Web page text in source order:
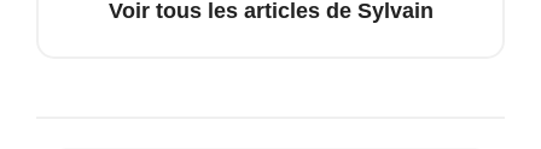
Voir tous les articles de Sylvain